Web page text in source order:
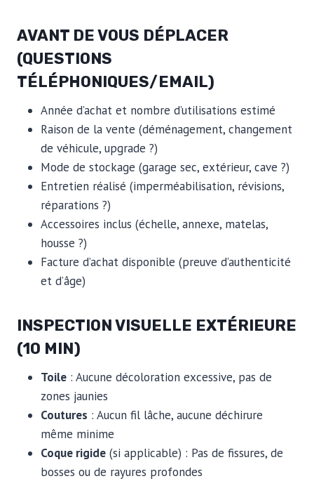
AVANT DE VOUS DÉPLACER
(QUESTIONS
TÉLÉPHONIQUES/EMAIL)
Année d’achat et nombre d’utilisations estimé
Raison de la vente (déménagement, changement
de véhicule, upgrade ?)
Mode de stockage (garage sec, extérieur, cave ?)
Entretien réalisé (imperméabilisation, révisions,
réparations ?)
Accessoires inclus (échelle, annexe, matelas,
housse ?)
Facture d’achat disponible (preuve d’authenticité
et d’âge)
INSPECTION VISUELLE EXTÉRIEURE
(10 MIN)
Toile : Aucune décoloration excessive, pas de
zones jaunies
Coutures : Aucun fil lâche, aucune déchirure
même minime​
Coque rigide (si applicable) : Pas de fissures, de
bosses ou de rayures profondes